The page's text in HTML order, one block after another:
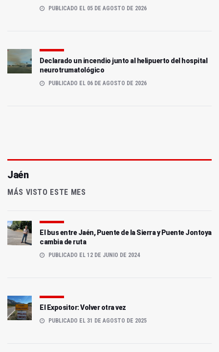
PUBLICADO EL 05 DE AGOSTO DE 2026
Declarado un incendio junto al helipuerto del hospital
neurotrumatológico
PUBLICADO EL 06 DE AGOSTO DE 2026
Jaén
MÁS VISTO ESTE MES
El bus entre Jaén, Puente de la Sierra y Puente Jontoya
cambia de ruta
PUBLICADO EL 12 DE JUNIO DE 2024
El Expositor: Volver otra vez
PUBLICADO EL 31 DE AGOSTO DE 2025